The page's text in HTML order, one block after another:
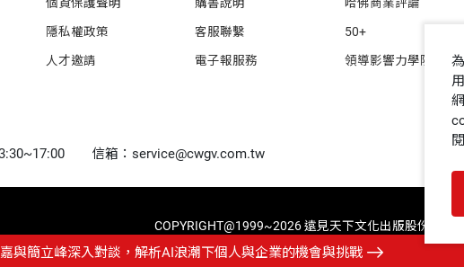
個資保護聲明
隱私權政策
人才邀請
購書說明
客服聯繫
電子報服務
哈佛商業評論
50+
領導影響力學院
信箱：service@cwgv.com.tw
COPYRIGHT@1999~2026 遠見天下文化出版股份有限公
與簡立峰深入對談，解析AI浪潮下個人與企業的機會與挑戰